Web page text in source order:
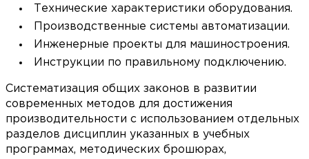
Технические характеристики оборудования.
Производственные системы автоматизации.
Инженерные проекты для машиностроения.
Инструкции по правильному подключению.
Систематизация общих законов в развитии
современных методов для достижения
производительности с использованием отдельных
разделов дисциплин указанных в учебных
программах, методических брошюрах,